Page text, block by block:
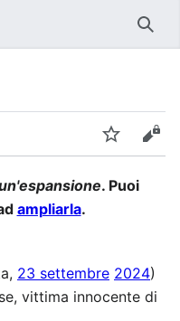
Segui
. Puoi
ampliarla.
23 settembre 2024)
vittima innocente di